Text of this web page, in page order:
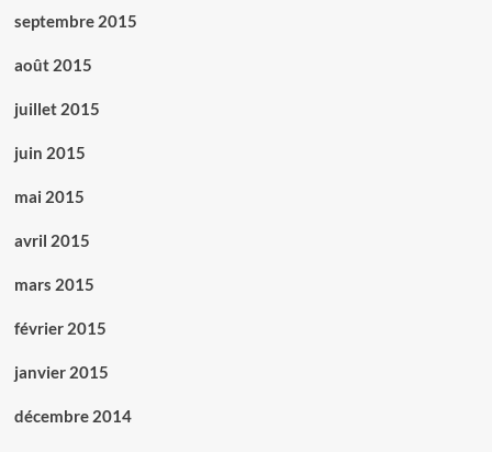
septembre 2015
août 2015
juillet 2015
juin 2015
mai 2015
avril 2015
mars 2015
février 2015
janvier 2015
décembre 2014